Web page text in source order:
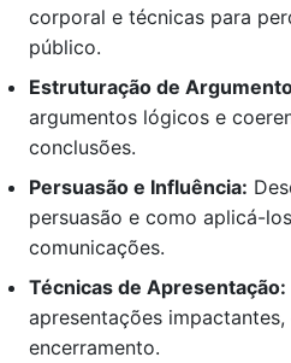
corporal e técnicas para
público.
Estruturação de
argumentos lógicos e
conclusões.
Persuasão e Influência:
persuasão e como aplicá-
comunicações.
Técnicas de Apresentação:
apresentações
encerramento.